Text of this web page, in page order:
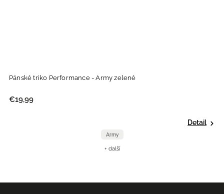
Pánské triko Performance - Army zelené
€19,99
Detail
Army
+ další